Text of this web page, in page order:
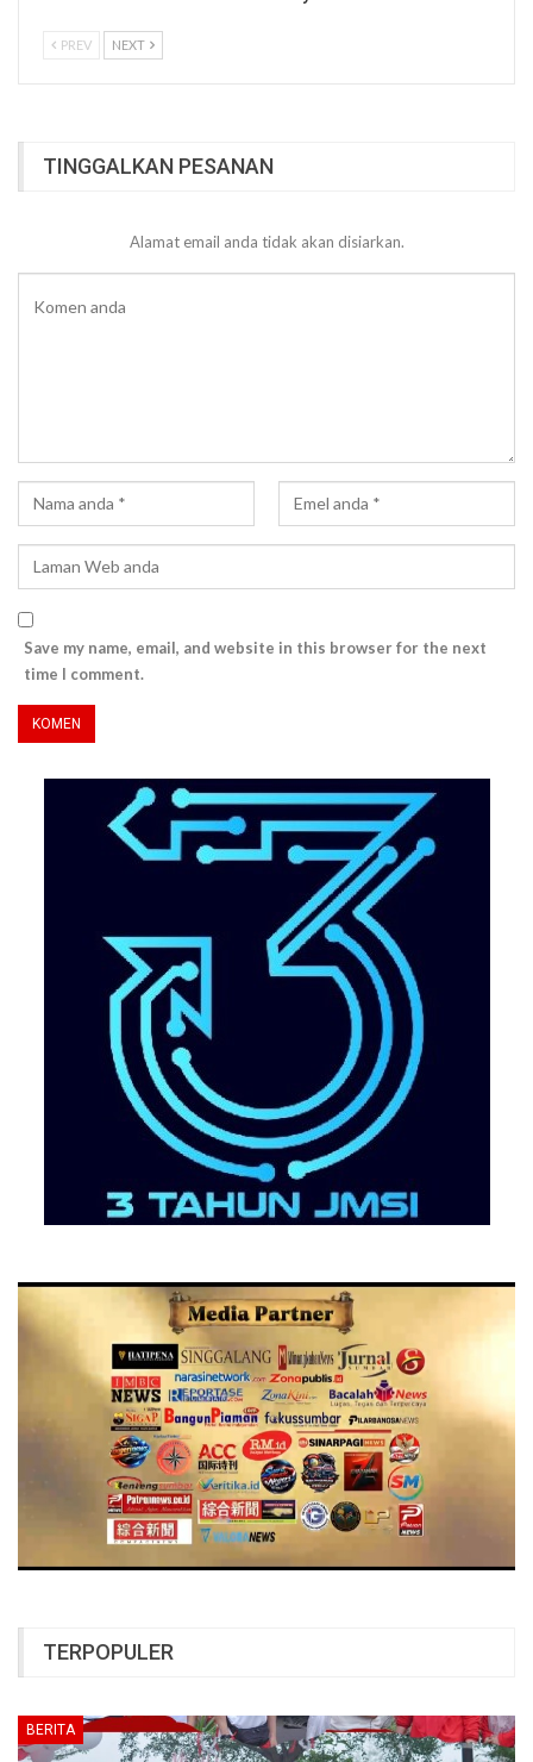
PREV NEXT
TINGGALKAN PESANAN
Alamat email anda tidak akan disiarkan.
Save my name, email, and website in this browser for the next
time I comment.
TERPOPULER
BERITA